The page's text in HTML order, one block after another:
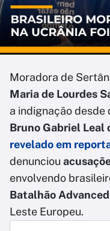
Moradora de
Maria de Lourdes
a indignação desde
Bruno Gabriel Leal
revelado em
denunciou
envolvendo
Batalhão Advanced
Leste Europeu.